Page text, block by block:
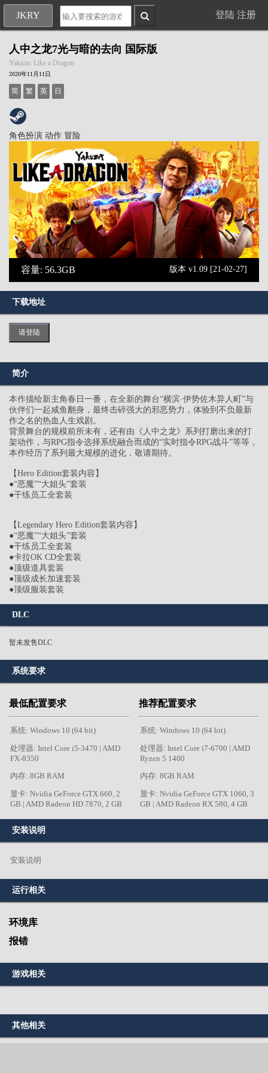
JKRY 登陆 注册
人中之龙7光与暗的去向 国际版
Yakuza: Like a Dragon
2020年11月11日
简 繁 英 日
角色扮演 动作 冒险
容量: 56.3GB 版本 v1.09 [21-02-27]
下载地址
请登陆
简介
本作描绘新主角春日一番，在全新的舞台“横滨·伊势佐木异人町”与
伙伴们一起咸鱼翻身，最终击碎强大的邪恶势力，体验到不负最新
作之名的热血人生戏剧。
背景舞台的规模前所未有，还有由《人中之龙》系列打磨出来的打
架动作，与RPG指令选择系统融合而成的“实时指令RPG战斗”等等，
本作经历了系列最大规模的进化，敬请期待。
【Hero Edition套装内容】
●“恶魔”“大姐头”套装
●干练员工全套装
【Legendary Hero Edition套装内容】
●“恶魔”“大姐头”套装
●干练员工全套装
●卡拉OK CD全套装
●顶级道具套装
●顶级成长加速套装
●顶级服装套装
DLC
暂未发售DLC
系统要求
最低配置要求
系统: Windows 10 (64 bit)
处理器: Intel Core i5-3470 | AMD
FX-8350
内存: 8GB RAM
显卡: Nvidia GeForce GTX 660, 2
GB | AMD Radeon HD 7870, 2 GB
推荐配置要求
系统: Windows 10 (64 bit)
处理器: Intel Core i7-6700 | AMD
Ryzen 5 1400
内存: 8GB RAM
显卡: Nvidia GeForce GTX 1060, 3
GB | AMD Radeon RX 580, 4 GB
安装说明
安装说明
运行相关
环境库
报错
游戏相关
其他相关